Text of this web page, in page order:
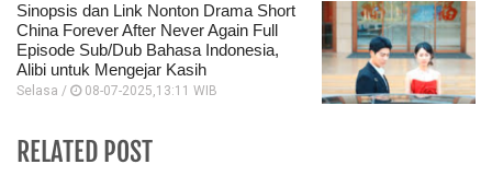
Sinopsis dan Link Nonton Drama Short
China Forever After Never Again Full
Episode Sub/Dub Bahasa Indonesia,
Alibi untuk Mengejar Kasih
Selasa / 08-07-2025,13:11 WIB
RELATED POST